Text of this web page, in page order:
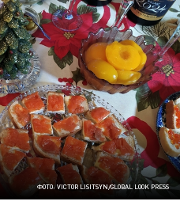
ФОТО: VICTOR LISITSYN/GLOBAL LOOK PRESS